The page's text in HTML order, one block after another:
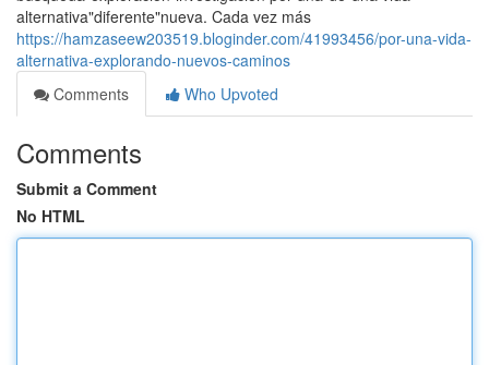
alternativa"diferente"nueva. Cada vez más
https://hamzaseew203519.bloginder.com/41993456/por-una-vida-
alternativa-explorando-nuevos-caminos
Comments
Who Upvoted
Comments
Submit a Comment
No HTML